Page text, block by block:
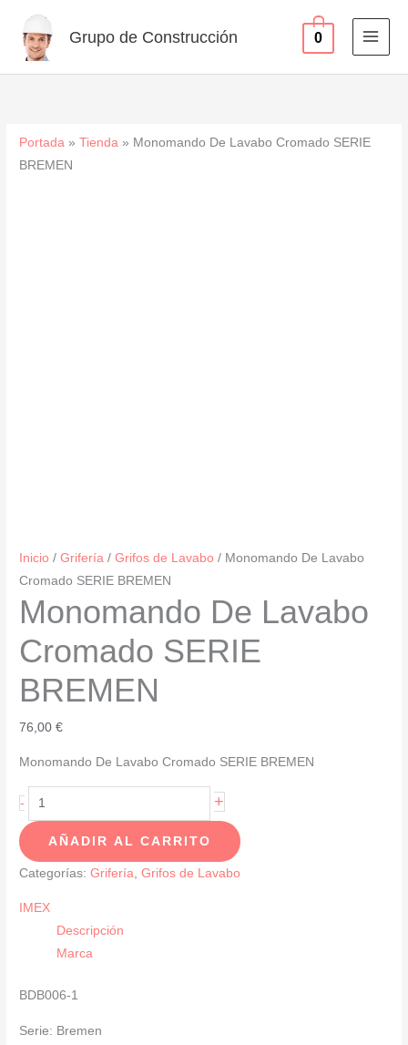
contenido
Grupo de Construcción 0
Portada »Tienda » Monomando De Lavabo Cromado SERIE
BREMEN
Inicio /Grifería /Grifos de Lavabo / Monomando De Lavabo
Cromado SERIE BREMEN
Monomando De Lavabo
Cromado SERIE
BREMEN
76,00€
Monomando De Lavabo Cromado SERIE BREMEN
-
Monomando
De
Lavabo
Cromado
BREMEN
cantidad
+
AÑADIR AL CARRITO
Categorías:Grifería ,Grifos de Lavabo
IMEX
Descripción
Marca
BDB006-1
Serie: Bremen
cantidad